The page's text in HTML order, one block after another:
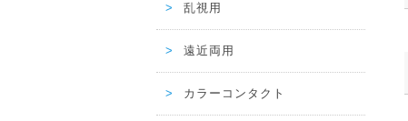
乱視用
遠近両用
カラーコンタクト